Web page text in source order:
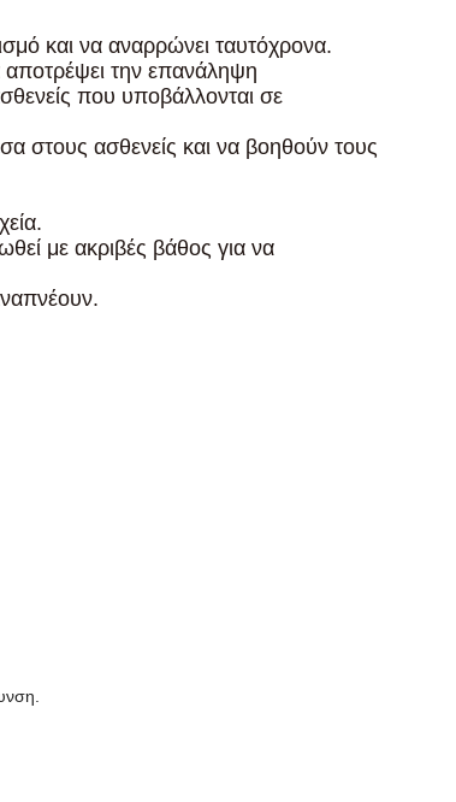
και να αναρρώνει ταυτόχρονα.
την επανάληψη
που υποβάλλονται σε
στους ασθενείς και να βοηθούν τους
με ακριβές βάθος για να